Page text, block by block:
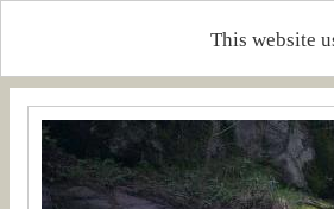
This website